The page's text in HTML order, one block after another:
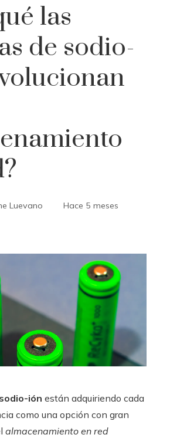
las
de sodio-
Luevano
Hace 5 meses
sodio-ión están adquiriendo cada
como una opción con gran
almacenamiento en red